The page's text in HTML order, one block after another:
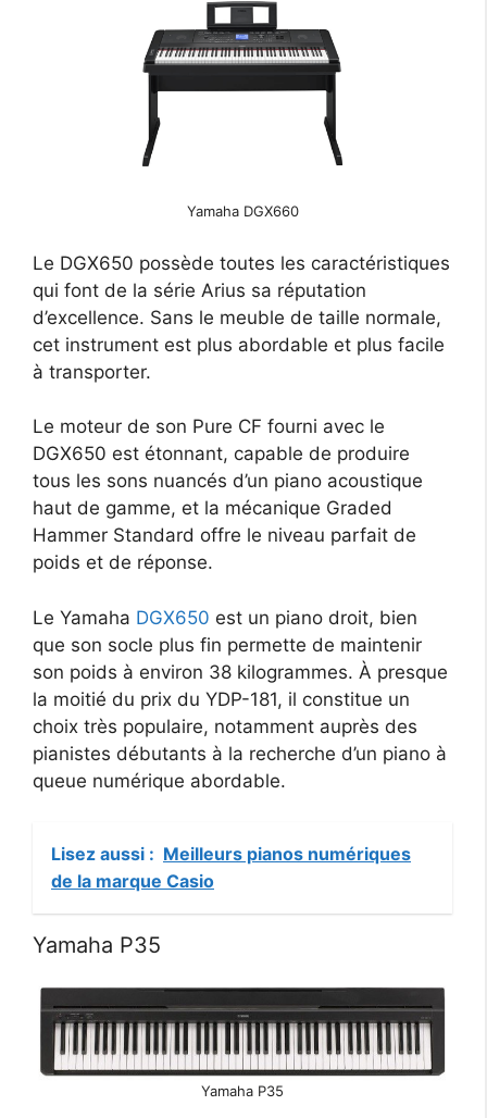
Yamaha DGX660
Le DGX650 possède toutes les caractéristiques
qui font de la série Arius sa réputation
d’excellence. Sans le meuble de taille normale,
cet instrument est plus abordable et plus facile
à transporter.
Le moteur de son Pure CF fourni avec le
DGX650 est étonnant, capable de produire
tous les sons nuancés d’un piano acoustique
haut de gamme, et la mécanique Graded
Hammer Standard offre le niveau parfait de
poids et de réponse.
Le Yamaha DGX650 est un piano droit, bien
que son socle plus fin permette de maintenir
son poids à environ 38 kilogrammes. À presque
la moitié du prix du YDP-181, il constitue un
choix très populaire, notamment auprès des
pianistes débutants à la recherche d’un piano à
queue numérique abordable.
Lisez aussi : Meilleurs pianos numériques
de la marque Casio
Yamaha P35
Yamaha P35